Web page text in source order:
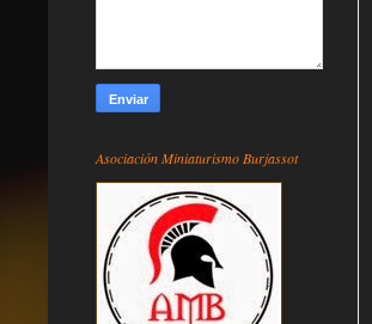
Asociación Miniaturismo Burjassot